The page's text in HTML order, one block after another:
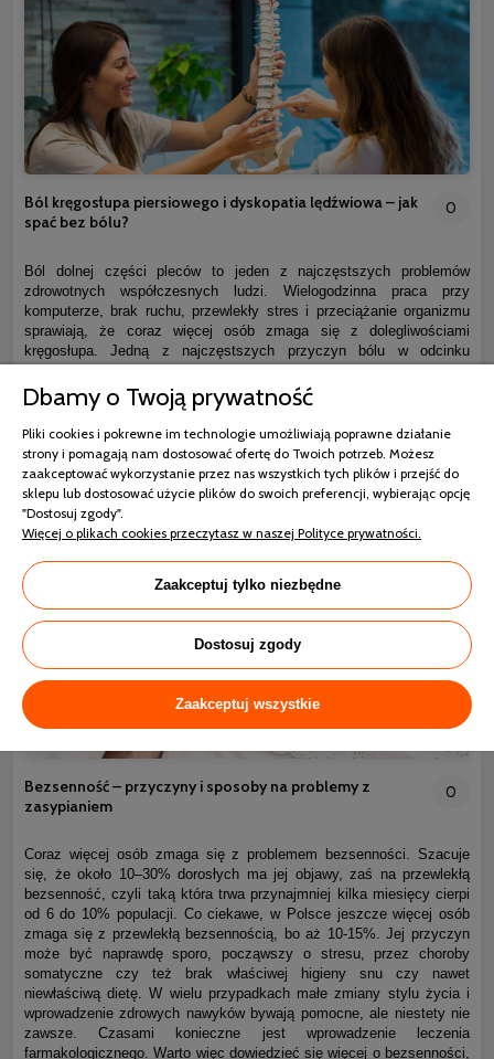
Ból kręgosłupa piersiowego i dyskopatia lędźwiowa – jak
spać bez bólu?
0
Ból dolnej części pleców to jeden z najczęstszych problemów
zdrowotnych współczesnych ludzi. Wielogodzinna praca przy
komputerze, brak ruchu, przewlekły stres i przeciążanie organizmu
sprawiają, że coraz więcej osób zmaga się z dolegliwościami
kręgosłupa. Jedną z najczęstszych przyczyn bólu w odcinku
lędźwiowym jest dyskopatia lędźwiowa. Problem ten nie wpływa
wyłącznie na komfort poruszania się. Bardzo często utrudnia również
odpoczynek, pogarsza jakość snu i sprawia, że organizm nie może
prawidłowo się regenerować.
czytaj całość »
Bezsenność – przyczyny i sposoby na problemy z
zasypianiem
0
Coraz więcej osób zmaga się z problemem bezsenności. Szacuje
się, że około 10–30% dorosłych ma jej objawy, zaś na przewlekłą
bezsenność, czyli taką która trwa przynajmniej kilka miesięcy cierpi
od 6 do 10% populacji. Co ciekawe, w Polsce jeszcze więcej osób
zmaga się z przewlekłą bezsennością, bo aż 10-15%. Jej przyczyn
może być naprawdę sporo, począwszy o stresu, przez choroby
somatyczne czy też brak właściwej higieny snu czy nawet
niewłaściwą dietę. W wielu przypadkach małe zmiany stylu życia i
wprowadzenie zdrowych nawyków bywają pomocne, ale niestety nie
zawsze. Czasami konieczne jest wprowadzenie leczenia
farmakologicznego. Warto więc dowiedzieć się więcej o bezsenności,
Dbamy o Twoją prywatność
Pliki cookies i pokrewne im technologie umożliwiają poprawne działanie
strony i pomagają nam dostosować ofertę do Twoich potrzeb. Możesz
zaakceptować wykorzystanie przez nas wszystkich tych plików i przejść do
sklepu lub dostosować użycie plików do swoich preferencji, wybierając opcję
"Dostosuj zgody".
Więcej o plikach cookies przeczytasz w naszej Polityce prywatności.
Zaakceptuj tylko niezbędne
Dostosuj zgody
Zaakceptuj wszystkie